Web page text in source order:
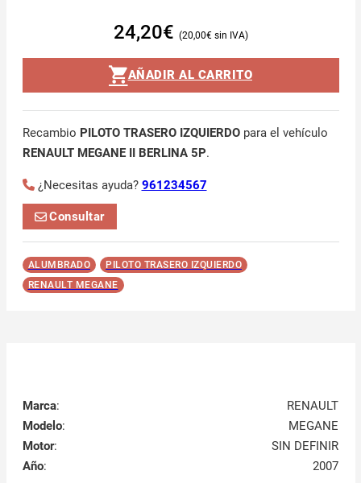
24,20€ 20,00€
AÑADIR AL CARRITO
Recambio PILOTO TRASERO IZQUIERDOpara el vehículo
RENAULT MEGANE II BERLINA 5P.
¿Necesitas ayuda? 961234567
Consultar
ALUMBRADO
PILOTO TRASERO IZQUIERDO
RENAULT MEGANE
Marca:
RENAULT
Modelo:
MEGANE
Motor:
SIN DEFINIR
Año: 2007